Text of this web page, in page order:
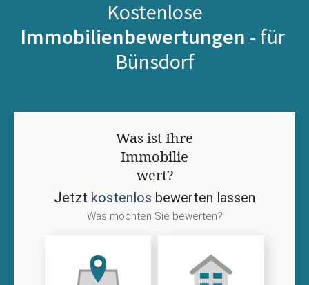
Kostenlose
Immobilienbewertungen - für
Bünsdorf
Was ist Ihre
Immobilie
wert?
Jetzt kostenlos bewerten lassen
Was möchten Sie bewerten?